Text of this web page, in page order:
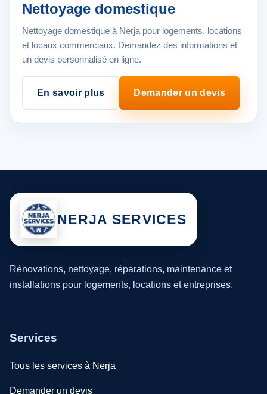
Nettoyage domestique
Nettoyage domestique à Nerja pour logements, locations
et locaux commerciaux. Demandez des informations et
un devis personnalisé en ligne.
En savoir plus Demander un devis
NERJA SERVICES
Rénovations, nettoyage, réparations, maintenance et
installations pour logements, locations et entreprises.
Services
Tous les services à Nerja
Demander un devis